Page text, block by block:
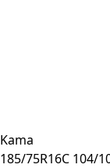
Kama
185/75R16C 104/